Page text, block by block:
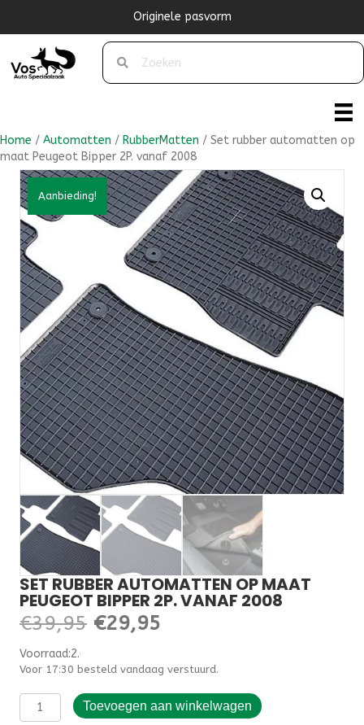
Originele pasvorm
Home / Automatten / RubberMatten / Set rubber automatten op
maat Peugeot Bipper 2P. vanaf 2008
Aanbieding!
SET RUBBER AUTOMATTEN OP MAAT
PEUGEOT BIPPER 2P. VANAF 2008
€39,95 Oorspronkelijke
was:
€39,95.
€29,95
is:
€29,95.
Voorraad:2.000000
Voor 17:30 besteld vandaag verstuurd.
Set
rubber
Toevoegen aan winkelwagen